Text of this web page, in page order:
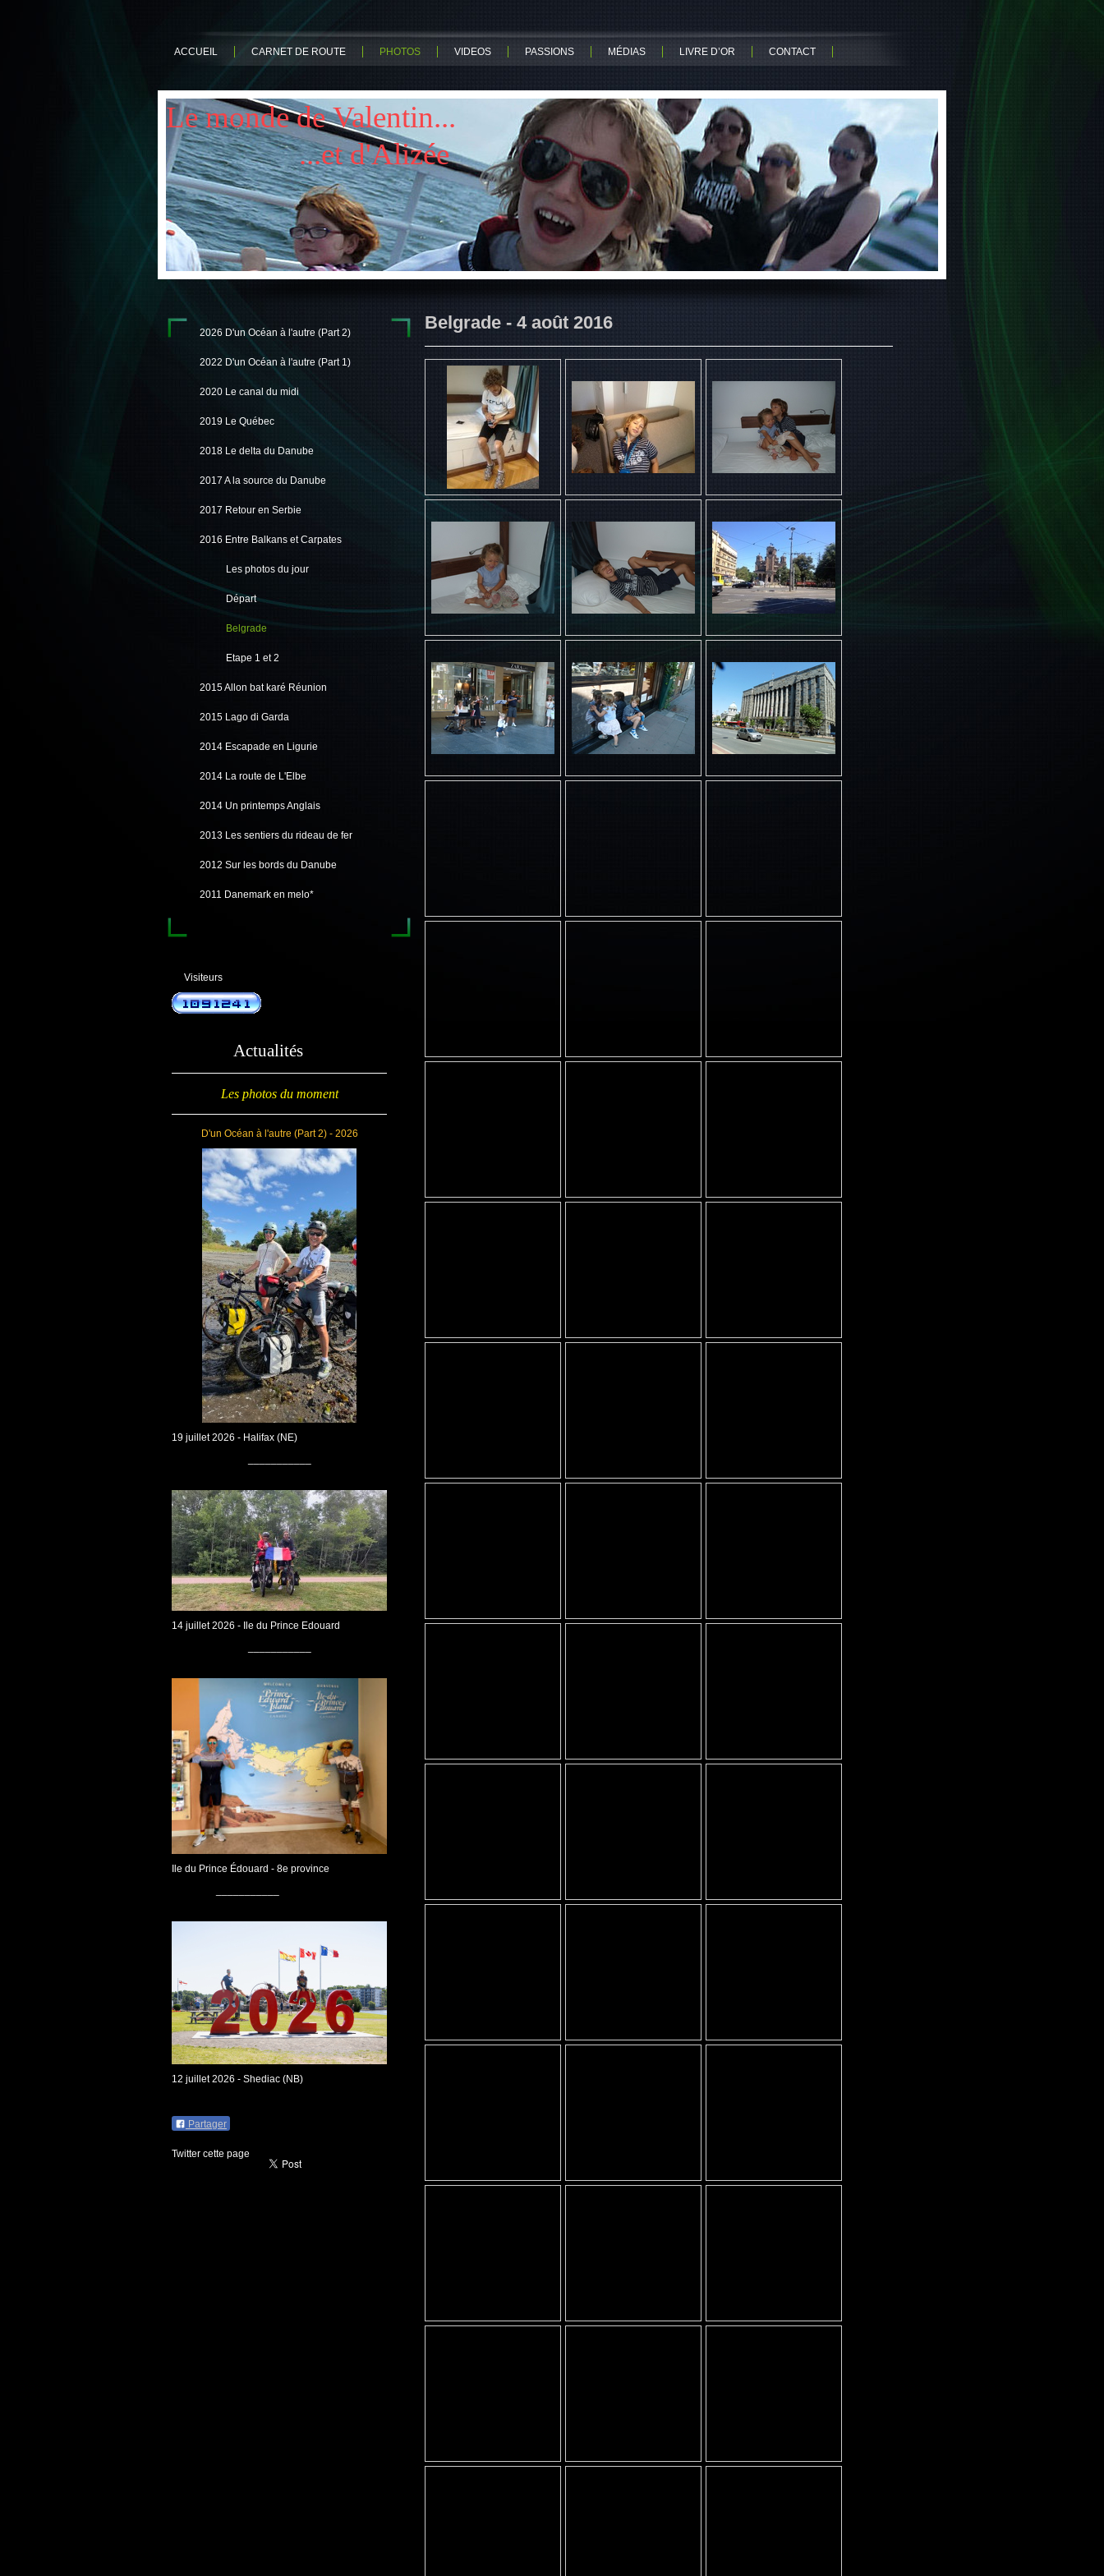
ACCUEIL CARNET DE ROUTE PHOTOS VIDEOS PASSIONS MÉDIAS LIVRE D’OR CONTACT
Le monde de Valentin...
...et d'Alizée
2026 D'un Océan à l'autre (Part 2)
2022 D'un Océan à l'autre (Part 1)
2020 Le canal du midi
2019 Le Québec
2018 Le delta du Danube
2017 A la source du Danube
2017 Retour en Serbie
2016 Entre Balkans et Carpates
Les photos du jour
Départ
Belgrade
Etape 1 et 2
2015 Allon bat karé Réunion
2015 Lago di Garda
2014 Escapade en Ligurie
2014 La route de L'Elbe
2014 Un printemps Anglais
2013 Les sentiers du rideau de fer
2012 Sur les bords du Danube
2011 Danemark en melo*
Visiteurs
Actualités
Les photos du moment
D'un Océan à l'autre (Part 2) - 2026
19 juillet 2026 - Halifax (NE)
14 juillet 2026 - Ile du Prince Edouard
Ile du Prince Édouard - 8e province
12 juillet 2026 - Shediac (NB)
Partager
Twitter cette page
Belgrade - 4 août 2016